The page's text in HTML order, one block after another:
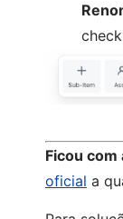
Ficou com
oficial a